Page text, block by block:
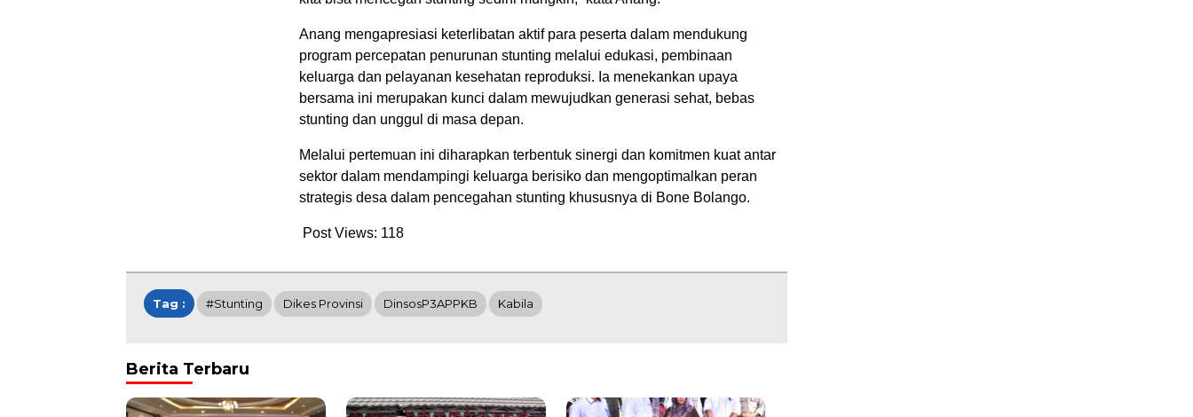
Anang mengapresiasi keterlibatan aktif para peserta dalam mendukung
program percepatan penurunan stunting melalui edukasi, pembinaan
keluarga dan pelayanan kesehatan reproduksi. Ia menekankan upaya
bersama ini merupakan kunci dalam mewujudkan generasi sehat, bebas
stunting dan unggul di masa depan.
Melalui pertemuan ini diharapkan terbentuk sinergi dan komitmen kuat antar
sektor dalam mendampingi keluarga berisiko dan mengoptimalkan peran
strategis desa dalam pencegahan stunting khususnya di Bone Bolango.
Post Views: 118
Tag : #Stunting Dikes Provinsi DinsosP3APPKB Kabila
Berita Terbaru